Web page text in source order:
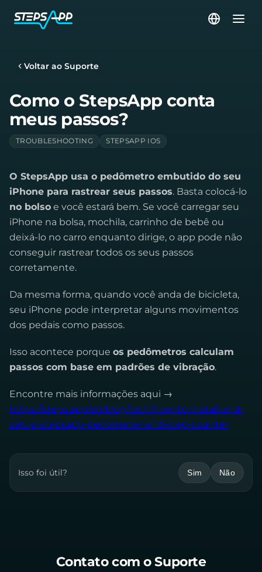
Voltar ao Suporte
Como o StepsApp conta
meus passos?
TROUBLESHOOTING STEPSAPP IOS
O StepsApp usa o pedômetro embutido do seu
iPhone para rastrear seus passos. Basta colocá-lo
no bolso e você estará bem. Se você carregar seu
iPhone na bolsa, mochila, carrinho de bebê ou
deixá-lo no carro enquanto dirige, o app pode não
conseguir rastrear todos os seus passos
corretamente.
Da mesma forma, quando você anda de bicicleta,
seu iPhone pode interpretar alguns movimentos
dos pedais como passos.
Isso acontece porque os pedômetros calculam
passos com base em padrões de vibração.
Encontre mais informações aqui →
https://steps.app/en/blog/tech/how-to-install-and-
setup-stepsapp-pedometer-and-step-counter
Isso foi útil? Sim Não
Contato com o Suporte